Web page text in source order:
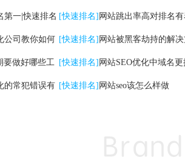
第一|快速排名
公司教你如何
要做好哪些工
的常犯错误有
[快速排名] 网站跳出率高对排名
高的影响
[快速排名] 网站被黑客劫持的解
[快速排名] 网站SEO优化中域名
点
[快速排名] 网站seo该怎么样做